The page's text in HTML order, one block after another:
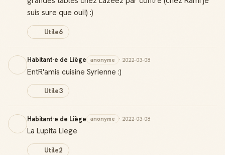
suis sure que oui!) :)
Utile6
Habitant·e de Liège anonyme · 2022-03-08
EntR'amis cuisine Syrienne :)
Utile3
Habitant·e de Liège anonyme · 2022-03-08
La Lupita Liege
Utile2